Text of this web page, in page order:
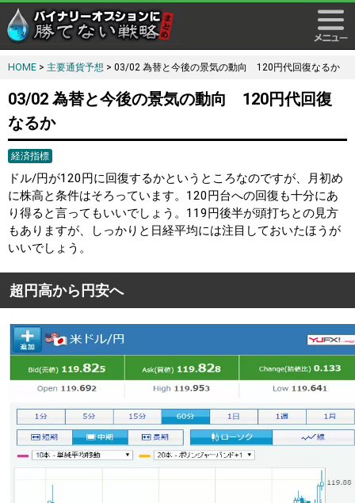
HOME > 主要通貨予想 > 03/02 為替と今後の景気の動向 120円代回復なるか
03/02 為替と今後の景気の動向 120円代回復
なるか
経済指標
ドル/円が120円に回復するかというところなのですが、月初め
に株高と条件はそろっています。120円台への回復も十分にあ
り得ると言ってもいいでしょう。119円後半が頭打ちとの見方
もありますが、しっかりと日経平均には注目しておいたほうが
いいでしょう。
超円高から円安へ